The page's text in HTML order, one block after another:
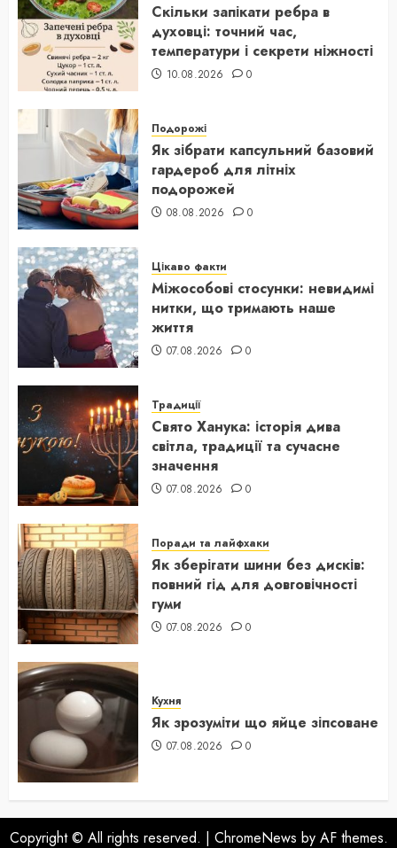
Скільки запікати ребра в
духовці: точний час,
температури і секрети ніжності
10.08.2026 0
Подорожі
Як зібрати капсульний базовий
гардероб для літніх
подорожей
08.08.2026 0
Цікаво факти
Міжособові стосунки: невидимі
нитки, що тримають наше
життя
07.08.2026 0
Традиції
Свято Ханука: історія дива
світла, традиції та сучасне
значення
07.08.2026 0
Поради та лайфхаки
Як зберігати шини без дисків:
повний гід для довговічності
гуми
07.08.2026 0
Кухня
Як зрозуміти що яйце зіпсоване
07.08.2026 0
Copyright © All rights reserved. | ChromeNews by AF themes.